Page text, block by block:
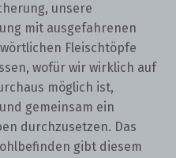
unsere
mit ausgefahrenen
Fleischtöpfe
wofür wir wirklich auf
möglich ist,
gemeinsam ein
durchzusetzen. Das
gibt diesem